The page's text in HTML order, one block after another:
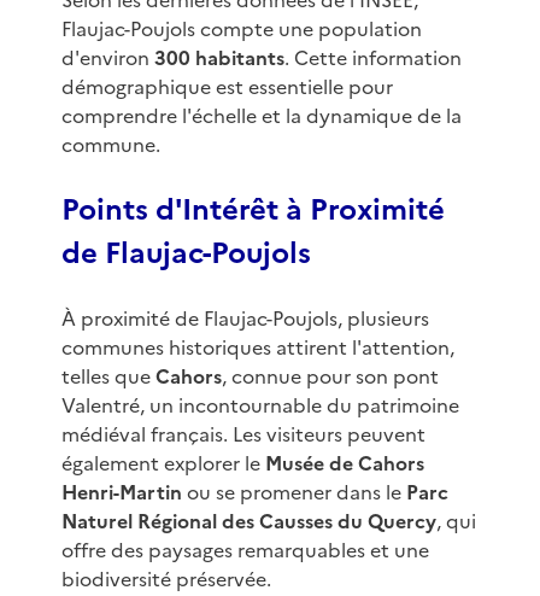
Flaujac-Poujols compte une population
d'environ 300 habitants. Cette information
démographique est essentielle pour
comprendre l'échelle et la dynamique de la
commune.
Points d'Intérêt à Proximité
de Flaujac-Poujols
À proximité de Flaujac-Poujols, plusieurs
communes historiques attirent l'attention,
telles queCahors, connue pour son pont
Valentré, un incontournable du patrimoine
médiéval français. Les visiteurs peuvent
également explorer le Musée de Cahors
Henri-Martin ou se promener dans le Parc
Naturel Régional des Causses du Quercy, qui
offre des paysages remarquables et une
biodiversité préservée.